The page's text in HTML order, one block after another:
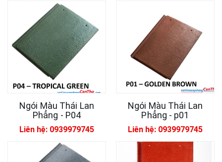
Ngói Màu Thái Lan
Phẳng - P04
Liên hệ: 0939979745
Ngói Màu Thái Lan
Phẳng - p01
Liên hệ: 0939979745